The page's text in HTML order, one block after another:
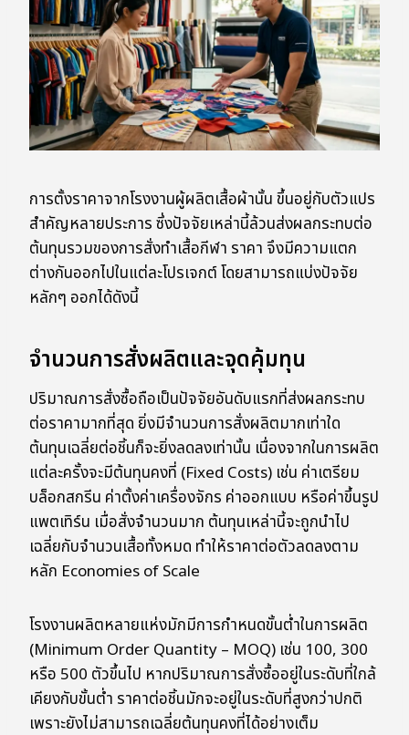
การตั้งราคาจากโรงงานผู้ผลิตเสื้อผ้านั้น ขึ้นอยู่กับตัวแปร
สำคัญหลายประการ ซึ่งปัจจัยเหล่านี้ล้วนส่งผลกระทบต่อ
ต้นทุนรวมของการสั่งทำเสื้อกีฬา ราคา จึงมีความแตก
ต่างกันออกไปในแต่ละโปรเจกต์ โดยสามารถแบ่งปัจจัย
หลักๆ ออกได้ดังนี้
จำนวนการสั่งผลิตและจุดคุ้มทุน
ปริมาณการสั่งซื้อถือเป็นปัจจัยอันดับแรกที่ส่งผลกระทบ
ต่อราคามากที่สุด ยิ่งมีจำนวนการสั่งผลิตมากเท่าใด
ต้นทุนเฉลี่ยต่อชิ้นก็จะยิ่งลดลงเท่านั้น เนื่องจากในการผลิต
แต่ละครั้งจะมีต้นทุนคงที่ (Fixed Costs) เช่น ค่าเตรียม
บล็อกสกรีน ค่าตั้งค่าเครื่องจักร ค่าออกแบบ หรือค่าขึ้นรูป
แพตเทิร์น เมื่อสั่งจำนวนมาก ต้นทุนเหล่านี้จะถูกนำไป
เฉลี่ยกับจำนวนเสื้อทั้งหมด ทำให้ราคาต่อตัวลดลงตาม
หลัก Economies of Scale
โรงงานผลิตหลายแห่งมักมีการกำหนดขั้นต่ำในการผลิต
(Minimum Order Quantity – MOQ) เช่น 100, 300
หรือ 500 ตัวขึ้นไป หากปริมาณการสั่งซื้ออยู่ในระดับที่ใกล้
เคียงกับขั้นต่ำ ราคาต่อชิ้นมักจะอยู่ในระดับที่สูงกว่าปกติ
เพราะยังไม่สามารถเฉลี่ยต้นทุนคงที่ได้อย่างเต็ม